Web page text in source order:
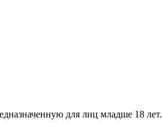
для лиц младше 18 лет.